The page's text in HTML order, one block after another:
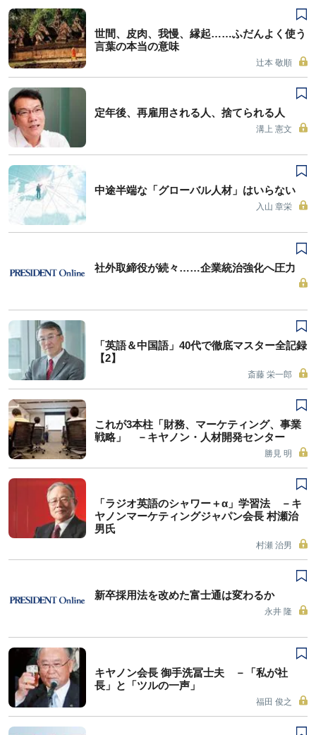
世間、皮肉、我慢、縁起……ふだんよく使う
言葉の本当の意味
辻本 敬順
定年後、再雇用される人、捨てられる人
溝上 憲文
中途半端な「グローバル人材」はいらない
入山 章栄
社外取締役が続々……企業統治強化へ圧力
「英語＆中国語」40代で徹底マスター全記録
【2】
斎藤 栄一郎
これが3本柱「財務、マーケティング、事業
戦略」 －キヤノン・人材開発センター
勝見 明
「ラジオ英語のシャワー＋α」学習法 －キ
ヤノンマーケティングジャパン会長 村瀬治
男氏
村瀬 治男
新卒採用法を改めた富士通は変わるか
永井 隆
キヤノン会長 御手洗冨士夫 －「私が社
長」と「ツルの一声」
福田 俊之